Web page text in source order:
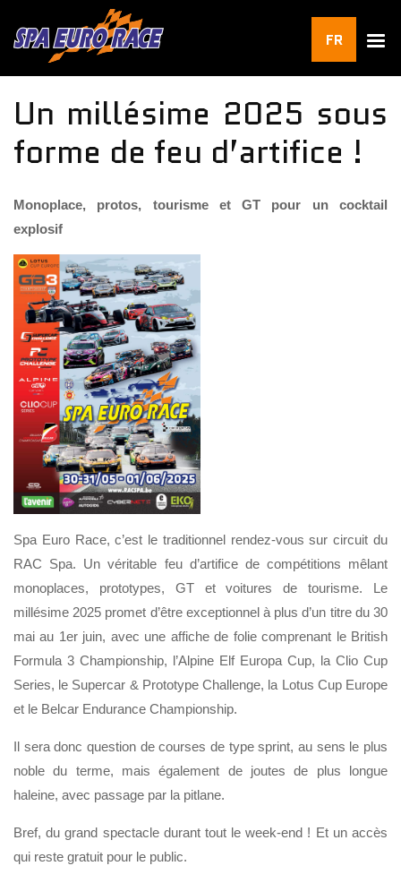
FR
Un millésime 2025 sous
forme de feu d’artifice !
Monoplace, protos, tourisme et GT pour un cocktail
explosif
Spa Euro Race, c’est le traditionnel rendez-vous sur circuit du
RAC Spa. Un véritable feu d’artifice de compétitions mêlant
monoplaces, prototypes, GT et voitures de tourisme. Le
millésime 2025 promet d’être exceptionnel à plus d’un titre du 30
mai au 1er juin, avec une affiche de folie comprenant le British
Formula 3 Championship, l’Alpine Elf Europa Cup, la Clio Cup
Series, le Supercar & Prototype Challenge, la Lotus Cup Europe
et le Belcar Endurance Championship.
Il sera donc question de courses de type sprint, au sens le plus
noble du terme, mais également de joutes de plus longue
haleine, avec passage par la pitlane.
Bref, du grand spectacle durant tout le week-end ! Et un accès
qui reste gratuit pour le public.